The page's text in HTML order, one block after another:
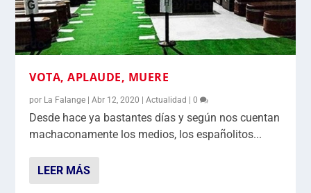
VOTA, APLAUDE, MUERE
por La Falange |Abr 12, 2020 |Actualidad |0
Desde hace ya bastantes días y según nos cuentan
machaconamente los medios, los españolitos...
LEER MÁS